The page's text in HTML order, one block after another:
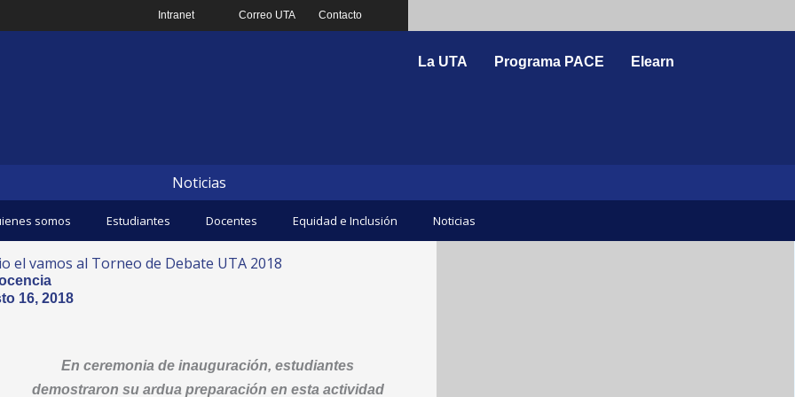
Intranet Correo UTA Contacto
La UTA Programa PACE Elearn
Noticias
somos Estudiantes Docentes Equidad e Inclusión Noticias
el vamos al Torneo de Debate UTA 2018
16, 2018
En ceremonia de inauguración, estudiantes
demostraron su ardua preparación en esta actividad